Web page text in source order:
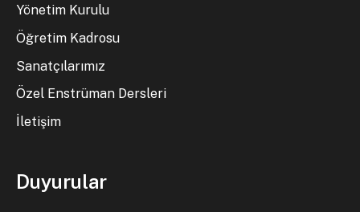
Yönetim Kurulu
Öğretim Kadrosu
Sanatçılarımız
Özel Enstrüman Dersleri
İletişim
Duyurular